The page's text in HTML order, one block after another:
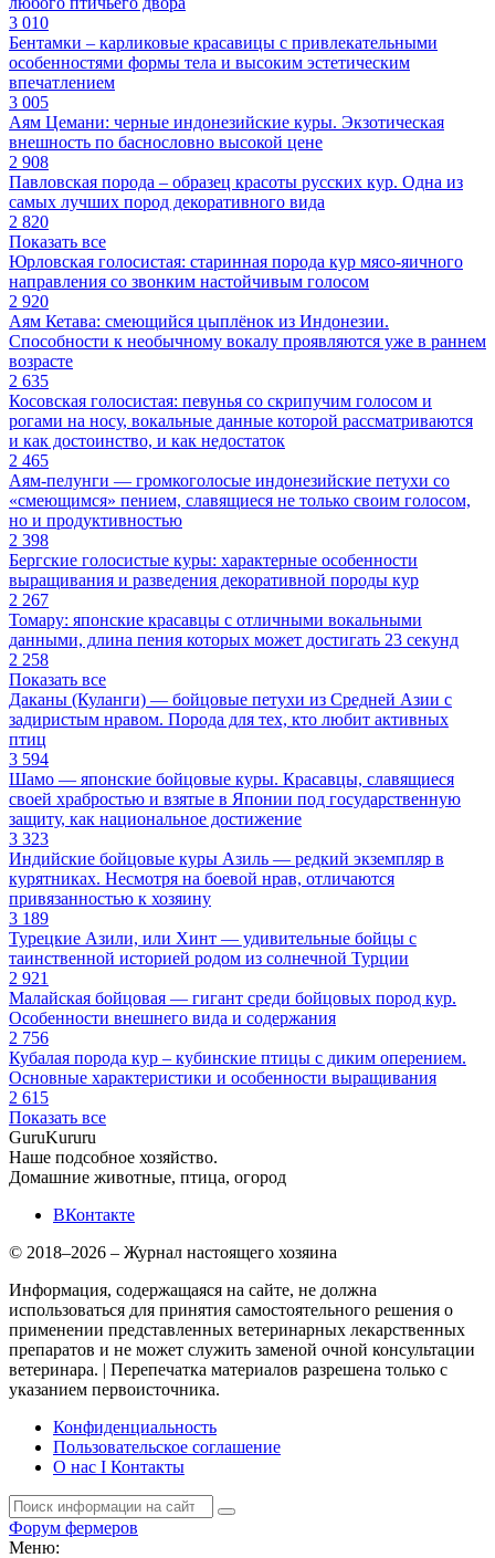
3 010
Бентамки – карликовые красавицы с привлекательными
особенностями формы тела и высоким эстетическим
впечатлением
3 005
Аям Цемани: черные индонезийские куры. Экзотическая
внешность по баснословно высокой цене
2 908
Павловская порода – образец красоты русских кур. Одна из
самых лучших пород декоративного вида
2 820
Показать все
Юрловская голосистая: старинная порода кур мясо-яичного
направления со звонким настойчивым голосом
2 920
Аям Кетава: смеющийся цыплёнок из Индонезии.
Способности к необычному вокалу проявляются уже в раннем
возрасте
2 635
Косовская голосистая: певунья со скрипучим голосом и
рогами на носу, вокальные данные которой рассматриваются
и как достоинство, и как недостаток
2 465
Аям-пелунги — громкоголосые индонезийские петухи со
«смеющимся» пением, славящиеся не только своим голосом,
но и продуктивностью
2 398
Бергские голосистые куры: характерные особенности
выращивания и разведения декоративной породы кур
2 267
Томару: японские красавцы с отличными вокальными
данными, длина пения которых может достигать 23 секунд
2 258
Показать все
Даканы (Куланги) — бойцовые петухи из Средней Азии с
задиристым нравом. Порода для тех, кто любит активных
птиц
3 594
Шамо — японские бойцовые куры. Красавцы, славящиеся
своей храбростью и взятые в Японии под государственную
защиту, как национальное достижение
3 323
Индийские бойцовые куры Азиль — редкий экземпляр в
курятниках. Несмотря на боевой нрав, отличаются
привязанностью к хозяину
3 189
Турецкие Азили, или Хинт — удивительные бойцы с
таинственной историей родом из солнечной Турции
2 921
Малайская бойцовая — гигант среди бойцовых пород кур.
Особенности внешнего вида и содержания
2 756
Кубалая порода кур – кубинские птицы с диким оперением.
Основные характеристики и особенности выращивания
2 615
Показать все
GuruKururu
Наше подсобное хозяйство.
Домашние животные, птица, огород
ВКонтакте
© 2018–2026 – Журнал настоящего хозяина
Информация, содержащаяся на сайте, не должна
использоваться для принятия самостоятельного решения о
применении представленных ветеринарных лекарственных
препаратов и не может служить заменой очной консультации
ветеринара. | Перепечатка материалов разрешена только с
указанием первоисточника.
Конфиденциальность
Пользовательское соглашение
О нас I Контакты
Форум фермеров
Меню: